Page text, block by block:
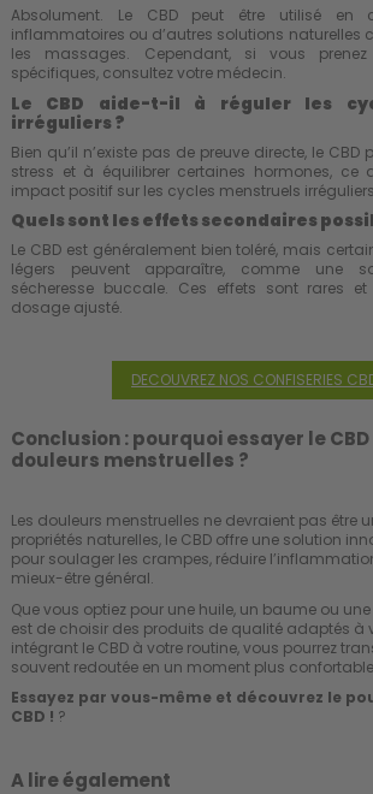
Absolument. Le CBD peut être utilisé en
inflammatoires ou d’autres solutions naturelles
les massages. Cependant, si vous
spécifiques, consultez votre médecin.
Le CBD aide-t-il à réguler les
irréguliers ?
Bien qu’il n’existe pas de preuve directe, le
stress et à équilibrer certaines hormones, ce
impact positif sur les cycles menstruels
Quels sont les effets secondaires
Le CBD est généralement bien toléré, mais
légers peuvent apparaître, comme une
sécheresse buccale. Ces effets sont rares
dosage ajusté.
DECOUVREZ NOS CONFISERIES
Conclusion : pourquoi essayer le
douleurs menstruelles ?
Les douleurs menstruelles ne devraient pas être
propriétés naturelles, le CBD offre une solution
pour soulager les crampes, réduire
mieux-être général.
Que vous optiez pour une huile, un baume ou
est de choisir des produits de qualité adaptés à
intégrant le CBD à votre routine, vous pourrez
souvent redoutée en un moment plus
Essayez par vous-même et découvrez le
CBD ! ?
A lire également